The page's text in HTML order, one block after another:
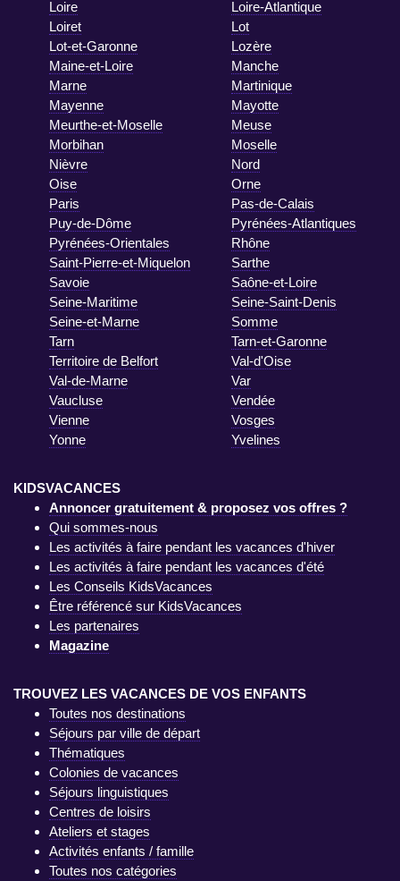
Loire
Loire-Atlantique
Loiret
Lot
Lot-et-Garonne
Lozère
Maine-et-Loire
Manche
Marne
Martinique
Mayenne
Mayotte
Meurthe-et-Moselle
Meuse
Morbihan
Moselle
Nièvre
Nord
Oise
Orne
Paris
Pas-de-Calais
Puy-de-Dôme
Pyrénées-Atlantiques
Pyrénées-Orientales
Rhône
Saint-Pierre-et-Miquelon
Sarthe
Savoie
Saône-et-Loire
Seine-Maritime
Seine-Saint-Denis
Seine-et-Marne
Somme
Tarn
Tarn-et-Garonne
Territoire de Belfort
Val-d'Oise
Val-de-Marne
Var
Vaucluse
Vendée
Vienne
Vosges
Yonne
Yvelines
KIDSVACANCES
Annoncer gratuitement & proposez vos offres ?
Qui sommes-nous
Les activités à faire pendant les vacances d'hiver
Les activités à faire pendant les vacances d'été
Les Conseils KidsVacances
Être référencé sur KidsVacances
Les partenaires
Magazine
TROUVEZ LES VACANCES DE VOS ENFANTS
Toutes nos destinations
Séjours par ville de départ
Thématiques
Colonies de vacances
Séjours linguistiques
Centres de loisirs
Ateliers et stages
Activités enfants / famille
Toutes nos catégories